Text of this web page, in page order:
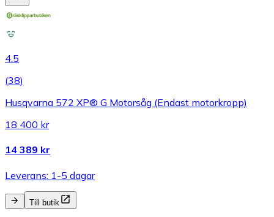
4.5
(38)
Husqvarna 572 XP® G Motorsåg (Endast motorkropp)
18 400 kr
14 389 kr
Leverans: 1-5 dagar
Till butik